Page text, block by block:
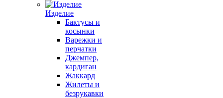
Изделие
Бактусы и
косынки
Варежки и
перчатки
Джемпер,
кардиган
Жаккард
Жилеты и
безрукавки